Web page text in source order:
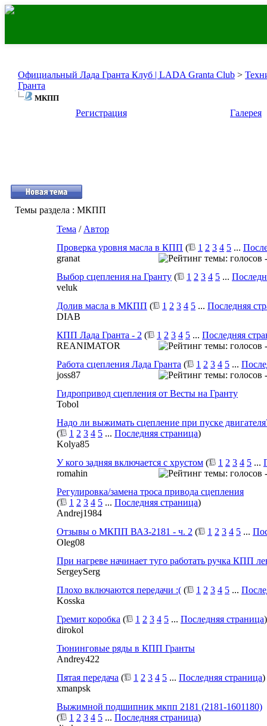
Официальный Лада Гранта Клуб | LADA Granta Club >
Гранта
МКПП
Регистрация Галерея
Темы раздела : МКПП
Тема / Автор
Проверка уровня масла в КПП ( 1 2 3 4 5 ...
granat
Выбор сцепления на Гранту ( 1 2 3 4 5 ...
veluk
Долив масла в МКПП ( 1 2 3 4 5 ... Последняя
DIAB
КПП Лада Гранта - 2 ( 1 2 3 4 5 ... Последняя
REANIMATOR
Работа сцепления Лада Гранта ( 1 2 3 4 5 ...
joss87
Гидропривод сцепления от Весты на Гранту
Tobol
Надо ли выжимать сцепление при пуске
(
1 2 3 4 5 ... Последняя страница)
Kolya85
У кого задняя включается с хрустом ( 1 2 3 4 5 ...
romahin
Регулировка/замена троса привода сцепления
(
1 2 3 4 5 ... Последняя страница)
Andrej1984
Отзывы о МКПП ВАЗ-2181 - ч. 2 ( 1 2 3 4 5 ...
Oleg08
При нагреве начинает туго работать ручка КПП
SergeySerg
Плохо включаются передачи :( ( 1 2 3 4 5 ...
Kosska
Гремит коробка ( 1 2 3 4 5 ... Последняя страница)
dirokol
Тюнинговые ряды в КПП Гранты
Andrey422
Пятая передача ( 1 2 3 4 5 ... Последняя страница)
xmanpsk
Выжимной подшипник мкпп 2181 (2181-1601180)
(
1 2 3 4 5 ... Последняя страница)